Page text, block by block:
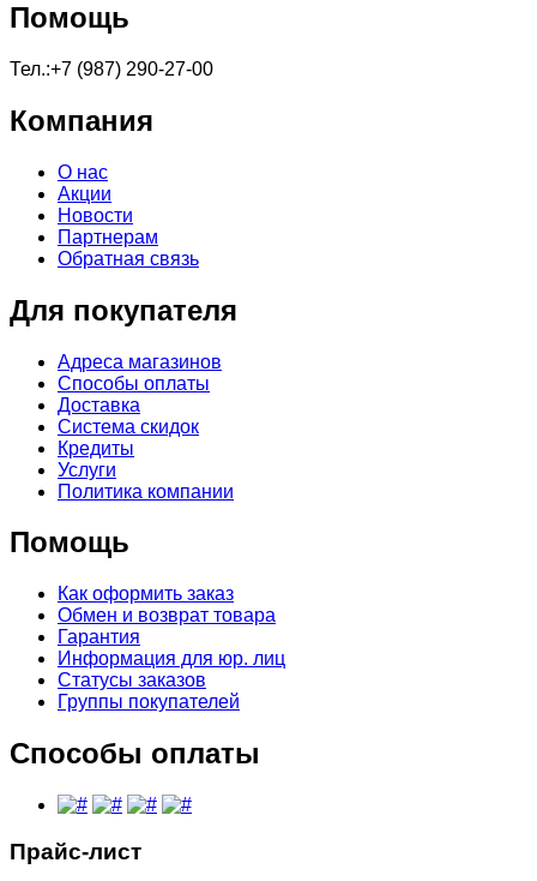
Помощь
Тел.:+7 (987) 290-27-00
Компания
О нас
Акции
Новости
Партнерам
Обратная связь
Для покупателя
Адреса магазинов
Способы оплаты
Доставка
Система скидок
Кредиты
Услуги
Политика компании
Помощь
Как оформить заказ
Обмен и возврат товара
Гарантия
Информация для юр. лиц
Статусы заказов
Группы покупателей
Способы оплаты
Прайс-лист